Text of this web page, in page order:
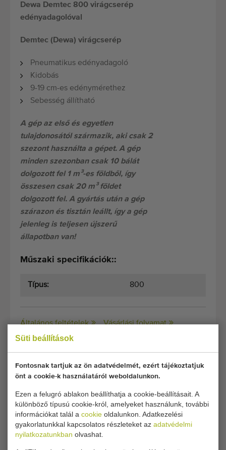
Süti beállítások
Fontosnak tartjuk az ön adatvédelmét, ezért tájékoztatjuk
önt a cookie-k használatáról weboldalunkon.
Ezen a felugró ablakon beállíthatja a cookie-beállításait. A
különböző típusú cookie-król, amelyeket használunk, további
információkat talál a cookie oldalunkon. Adatkezelési
gyakorlatunkkal kapcsolatos részleteket az adatvédelmi
nyilatkozatunkban olvashat.
Dewa Demtec 800 virágcserép
edényadagolóval
Demtec (Dewa) virágcserép
Pneumatikus edényadagoló
Kidobás
9-19 cm-es edénymérethez
Sebesség állítható
A gép az első és egyetlen
tulajdonosától származik, aki csak 2
szezont használta a gépet. A gép
minden szezonban csak 10 bálát
dolgozott fel 1 m³-es földből, így
összesen csak 20 m³ földet
dolgozott fel. A gyártás után a gép
szárazon és tisztán leállt, így a gép
jelenleg is teljesen újszerű
állapotban van!
Műszaki specifikációk::
Típus: 800
Általános feltételek Vásárlási folyamat
Sajnos ez a Dewa Demtec 800 virágcserép
edényadagolóval most elkelt.
Szeretne értesülni, ha elérhető lesz egy hasonló
Cserepező gépek? Itt töltse ki adatait.